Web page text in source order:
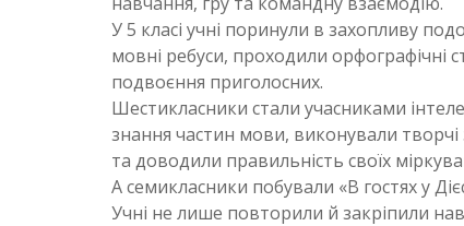
У 5 класі учні поринули в захопливу
мовні ребуси, проходили орфографічні
подвоєння приголосних.
Шестикласники стали учасниками
знання частин мови, виконували
та доводили правильність своїх
А семикласники побували «В гостях у
Учні не лише повторили й закріпили